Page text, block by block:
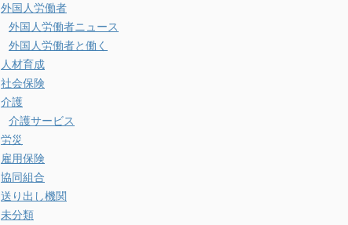
外国人労働者
外国人労働者ニュース
外国人労働者と働く
人材育成
社会保険
介護
介護サービス
労災
雇用保険
協同組合
送り出し機関
未分類